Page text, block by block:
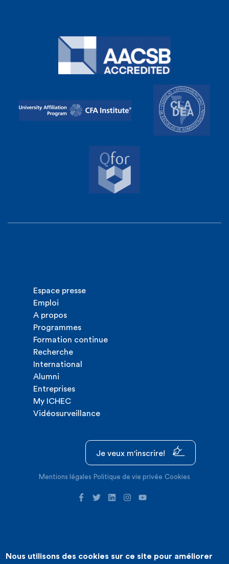
Espace presse
Emploi
A propos
Programmes
Formation continue
Recherche
International
Alumni
Entreprises
My ICHEC
Vidéosurveillance
Je veux m'inscrire!
Mentions légales Politique de vie privée Cookies
©2026 ICHEC |Création de site internet : Expansion
Nous utilisons des cookies sur ce site pour améliorer